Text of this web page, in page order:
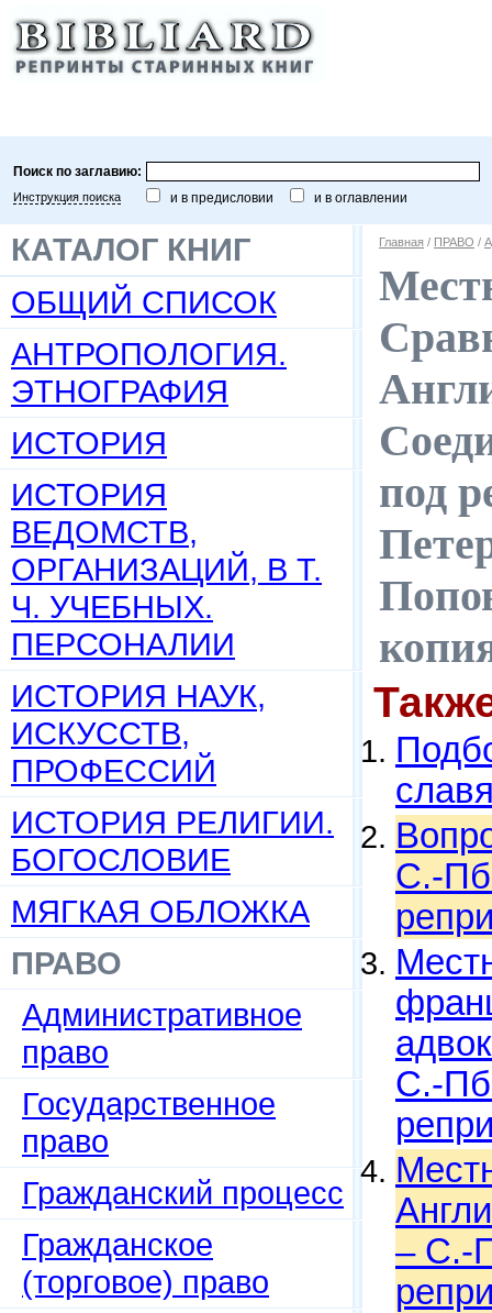
Поиск по заглавию:
Инструкция поиска и в предисловии и в оглавлении
КАТАЛОГ КНИГ
ОБЩИЙ СПИСОК
АНТРОПОЛОГИЯ.
ЭТНОГРАФИЯ
ИСТОРИЯ
ИСТОРИЯ
ВЕДОМСТВ,
ОРГАНИЗАЦИЙ, В Т.
Ч. УЧЕБНЫХ.
ПЕРСОНАЛИИ
ИСТОРИЯ НАУК,
ИСКУССТВ,
ПРОФЕССИЙ
ИСТОРИЯ РЕЛИГИИ.
БОГОСЛОВИЕ
МЯГКАЯ ОБЛОЖКА
ПРАВО
Административное
право
Государственное
право
Гражданский процесс
Гражданское
(торговое) право
Главная / ПРАВО /
под
С.-
С.-
– С.-